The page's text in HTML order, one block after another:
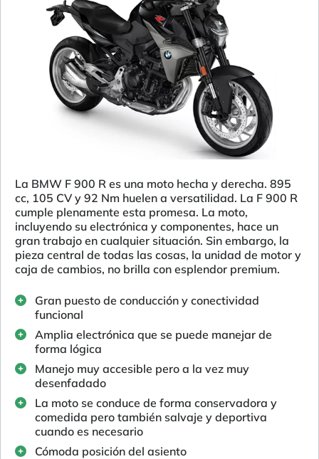
La BMW F 900 R es una moto hecha y derecha. 895
cc, 105 CV y 92 Nm huelen a versatilidad. La F 900 R
cumple plenamente esta promesa. La moto,
incluyendo su electrónica y componentes, hace un
gran trabajo en cualquier situación. Sin embargo, la
pieza central de todas las cosas, la unidad de motor y
caja de cambios, no brilla con esplendor premium.
Gran puesto de conducción y conectividad
funcional
Amplia electrónica que se puede manejar de
forma lógica
Manejo muy accesible pero a la vez muy
desenfadado
La moto se conduce de forma conservadora y
comedida pero también salvaje y deportiva
cuando es necesario
Cómoda posición del asiento